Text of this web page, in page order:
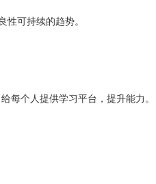
可持续的趋势。
每个人提供学习平台，提升能力。